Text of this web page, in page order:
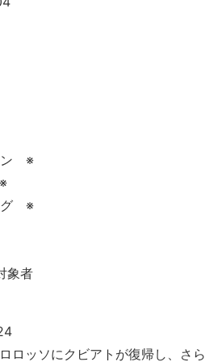
ン ※
グ ※
象者
ロッソにクビアトが復帰し、さ